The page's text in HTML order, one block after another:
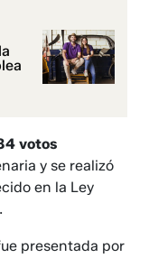
votos
y se realizó
en la Ley
presentada por